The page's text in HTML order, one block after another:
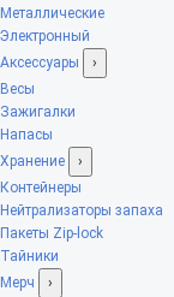
Металлические
Электронный
Аксессуары
›
Весы
Зажигалки
Напасы
Хранение
›
Контейнеры
Нейтрализаторы запаха
Пакеты Zip-lock
Тайники
Мерч
›